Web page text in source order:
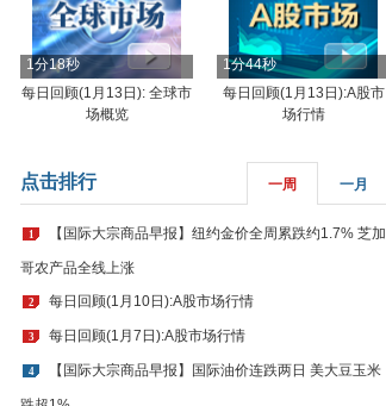
1分18秒
每日回顾(1月13日): 全球市
场概览
1分44秒
每日回顾(1月13日):A股市
场行情
点击排行 一周 一月
1 【国际大宗商品早报】纽约金价全周累跌约1.7% 芝加
哥农产品全线上涨
2 每日回顾(1月10日):A股市场行情
3 每日回顾(1月7日):A股市场行情
4 【国际大宗商品早报】国际油价连跌两日 美大豆玉米